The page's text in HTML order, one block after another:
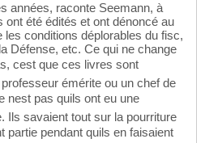
années, raconte Seemann, à
été édités et ont dénoncé au
conditions déplorables du fisc,
Défense, etc. Ce qui ne change
cest que ces livres sont
émérite ou un chef de
pas quils ont eu une
Ils savaient tout sur la pourriture
pendant quils en faisaient